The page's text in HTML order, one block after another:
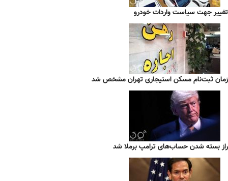
تغییر جهت سیاست واردات خودرو
زمان ثبت‌نام مسکن استیجاری تهران مشخص شد
راز بسته شدن حساب‌های ترامپ برملا شد